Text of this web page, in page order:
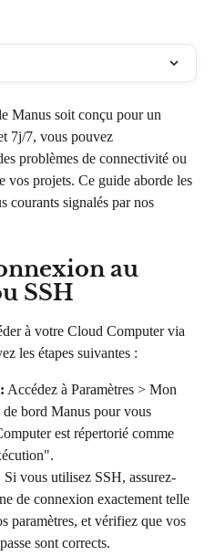
Manus soit conçu pour un
7j/7, vous pouvez
problèmes de connectivité ou
vos projets. Ce guide aborde les
courants signalés par nos
au
SSH
à votre Cloud Computer via
les étapes suivantes :
Accédez à Paramètres > Mon
bord Manus pour vous
est répertorié comme
Si vous utilisez SSH, assurez-
de connexion exactement telle
paramètres, et vérifiez que vos
sont corrects.